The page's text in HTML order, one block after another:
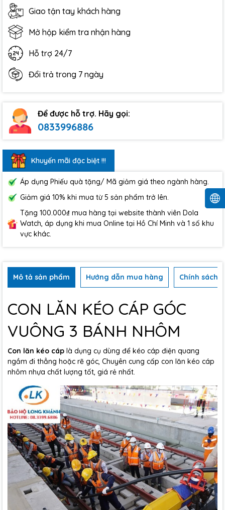
Giao tận tay khách hàng
Mở hộp kiểm tra nhận hàng
Hỗ trợ 24/7
Đổi trả trong 7 ngày
Để được hỗ trợ. Hãy gọi:
0833996886
Khuyến mãi đặc biệt !!!
Áp dụng Phiếu quà tặng/ Mã giảm giá theo ngành hàng.
Giảm giá 10% khi mua từ 5 sản phẩm trở lên.
Tặng 100.000₫ mua hàng tại website thành viên Dola
Watch, áp dụng khi mua Online tại Hồ Chí Minh và 1 số khu
vực khác.
Mô tả sản phẩm Hướng dẫn mua hàng Chính sách
CON LĂN KÉO CÁP GÓC
VUÔNG 3 BÁNH NHÔM
Con lăn kéo cáp là dụng cụ dùng để kéo cáp điện quang
ngầm đi thẳng hoặc rẽ góc, Chuyên cung cấp con lăn kéo cáp
nhôm nhựa chất lượng tốt, giá rẻ nhất.